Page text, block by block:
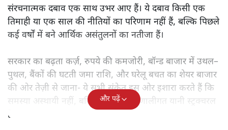
संरचनात्मक दबाव एक साथ उभर आए हैं। ये दबाव किसी एक
तिमाही या एक साल की नीतियों का परिणाम नहीं हैं, बल्कि पिछले
कई वर्षों में बने आर्थिक असंतुलनों का नतीजा हैं।
सरकार का बढ़ता कर्ज़, रुपये की कमजोरी, बॉन्ड बाजार में उथल–
पुथल, बैंकों की घटती जमा राशि, और घरेलू बचत का शेयर बाजार
की ओर तेज़ी से जाना- ये सभी संकेत इस ओर इशारा करते हैं कि
समस्या अस्थायी नहीं, बल्कि गहरी और प्रणालीगत यानी स्ट्रक्चरल
है।
और पढ़ें